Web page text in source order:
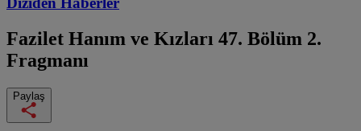
Fazilet Hanım ve Kızları 47. Bölüm 2.
Fragmanı
Paylaş